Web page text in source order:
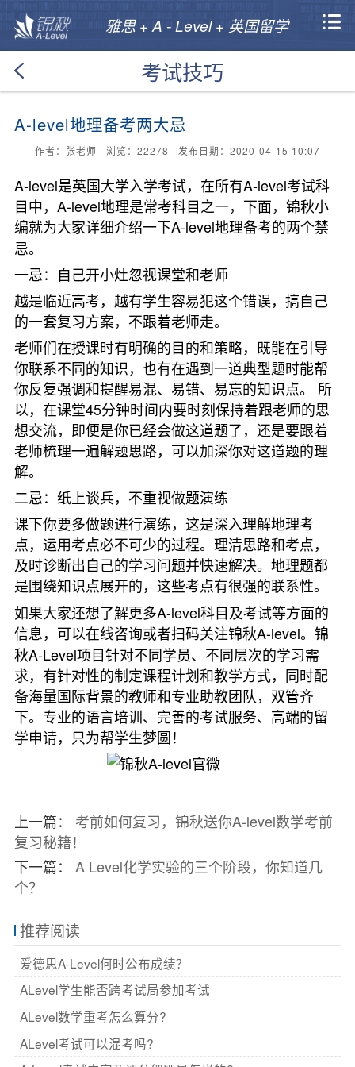
雅思 + A - Level + 英国留学
考试技巧
A-level地理备考两大忌
作者：张老师 浏览： 22278 发布日期：2020-04-15 10:07
A-level是英国大学入学考试，在所有A-level考试科
目中，A-level地理是常考科目之一，下面，锦秋小
编就为大家详细介绍一下A-level地理备考的两个禁
忌。
一忌：自己开小灶忽视课堂和老师
越是临近高考，越有学生容易犯这个错误，搞自己
的一套复习方案，不跟着老师走。
老师们在授课时有明确的目的和策略，既能在引导
你联系不同的知识，也有在遇到一道典型题时能帮
你反复强调和提醒易混、易错、易忘的知识点。 所
以，在课堂45分钟时间内要时刻保持着跟老师的思
想交流，即便是你已经会做这道题了，还是要跟着
老师梳理一遍解题思路，可以加深你对这道题的理
解。
二忌：纸上谈兵，不重视做题演练
课下你要多做题进行演练，这是深入理解地理考
点，运用考点必不可少的过程。理清思路和考点，
及时诊断出自己的学习问题并快速解决。地理题都
是围绕知识点展开的，这些考点有很强的联系性。
如果大家还想了解更多A-level科目及考试等方面的
信息，可以在线咨询或者扫码关注锦秋A-level。锦
秋A-Level项目针对不同学员、不同层次的学习需
求，有针对性的制定课程计划和教学方式，同时配
备海量国际背景的教师和专业助教团队，双管齐
下。专业的语言培训、完善的考试服务、高端的留
学申请，只为帮学生梦圆！
上一篇： 考前如何复习，锦秋送你A-level数学考前
复习秘籍！
下一篇： A Level化学实验的三个阶段，你知道几
个？
推荐阅读
爱德思A-Level何时公布成绩？
ALevel学生能否跨考试局参加考试
ALevel数学重考怎么算分?
ALevel考试可以混考吗?